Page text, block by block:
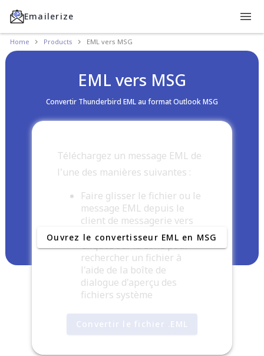
Emailerize
Home Products EML vers MSG
EML vers MSG
Convertir Thunderbird EML au format Outlook MSG
Téléchargez un message EML de
l'une des manières suivantes :
Faire glisser le fichier ou le
message EML depuis le
client de messagerie vers
cette zone
Cliquez sur la zone pour
rechercher un fichier à
l'aide de la boîte de
dialogue d'aperçu des
fichiers système
Convertir le fichier .EML
Ouvrez le convertisseur EML en MSG